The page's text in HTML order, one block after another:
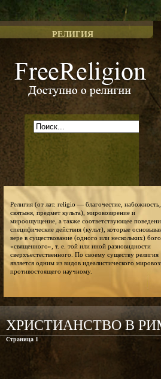
РЕЛИГИЯ
Религия (от лат. religio — благочестие, набожность,
святыня, предмет культа), мировоззрение и
мироощущение, а также соответствующее
специфические действия (культ), которые
вере в существование (одного или нескольких)
«священного», т. е. той или иной разновидности
сверхъестественного. По своему существу религия
является одним из видов идеалистического
противостоящего научному.
ХРИСТИАНСТВО В
Страница 1